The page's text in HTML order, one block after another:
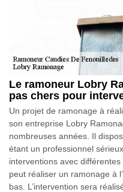
Le ramoneur Lobry
pas chers pour
Un projet de ramonage à
son entreprise Lobry
nombreuses années. Il
étant un professionnel
interventions avec
peut réaliser un ramonage à
bas. L’intervention sera